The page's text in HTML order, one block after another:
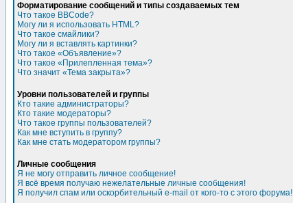
Форматирование сообщений и типы создаваемых тем
Что такое BBCode?
Могу ли я использовать HTML?
Что такое смайлики?
Могу ли я вставлять картинки?
Что такое «Объявление»?
Что такое «Прилепленная тема»?
Что значит «Тема закрыта»?
Уровни пользователей и группы
Кто такие администраторы?
Кто такие модераторы?
Что такое группы пользователей?
Как мне вступить в группу?
Как мне стать модератором группы?
Личные сообщения
Я не могу отправить личное сообщение!
Я всё время получаю нежелательные личные сообщения!
Я получил спам или оскорбительный e-mail от кого-то с этого форума!